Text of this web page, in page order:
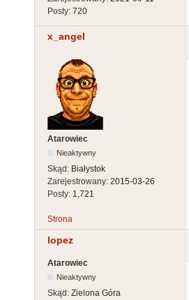
Posty: 720
x_angel
Atarowiec
Nieaktywny
Skąd: Białystok
Zarejestrowany: 2015-03-26
Posty: 1,721
Strona
lopez
Atarowiec
Nieaktywny
Skąd: Zielona Góra